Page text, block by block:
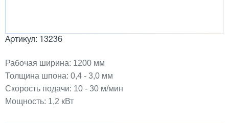
Артикул: 13236
Рабочая ширина: 1200 мм
Толщина шпона: 0,4 - 3,0 мм
Скорость подачи: 10 - 30 м/мин
Мощность: 1,2 кВт